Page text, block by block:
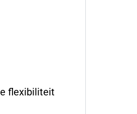
flexibiliteit